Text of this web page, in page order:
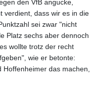
7.535207
150.703267
363.227272
20683.84493
3.477857
0.857481
109.853402
den VfB angucke,
verdient, dass wir es in die
sei zwar "nicht
Platz sechs aber dennoch
wollte trotz der recht
wie er betonte:
Hoffenheimer das machen,